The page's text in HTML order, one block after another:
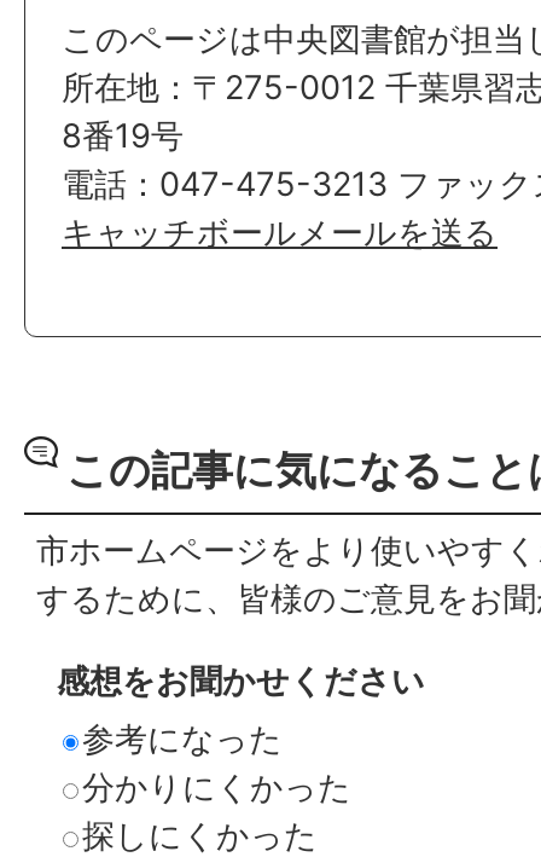
このページは中央図書館が担当
所在地：〒275-0012 千葉県習
8番19号
電話：047-475-3213 ファッ
キャッチボールメールを送る
この記事に気になるこ
市ホームページをより使いやす
するために、皆様のご意見をお
感想をお聞かせください
参考になった
分かりにくかった
探しにくかった